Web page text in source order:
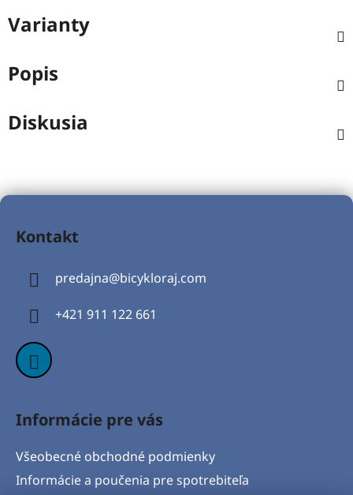
Varianty
Popis
Diskusia
Z
Kontakt
predajna@bicykloraj.com
+421 911 122 661
Informácie pre vás
Všeobecné obchodné podmienky
Informácie a poučenia pre spotrebiteľa